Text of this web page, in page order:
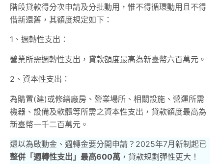
階段貸款得分次申請及分批動用，惟不得循環動用且不得
借新還舊，其額度規定如下：
1、週轉性支出：
營業所需週轉性支出，貸款額度最高為新臺幣六百萬元。
2、資本性支出：
為購置(建)或修繕廠房、營業場所、相關設施、營運所需
機器、設備及軟體等所需之資本性支出，貸款額度最高為
新臺幣一千二百萬元。
還以為啟動金、週轉金要分開申請？2025年7月新制起已
整併「週轉性支出」最高600萬 ，貸款規劃彈性更大！